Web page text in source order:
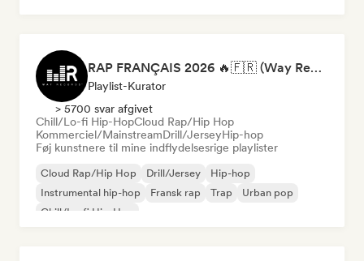
RAP FRANÇAIS 2026 🔥🇫🇷 (Way Records)
Playlist-Kurator
> 5700 svar afgivet
Chill/Lo-fi Hip-HopCloud Rap/Hip Hop
Kommerciel/MainstreamDrill/JerseyHip-hop
Føj kunstnere til mine indflydelsesrige playlister
Cloud Rap/Hip Hop Drill/Jersey
Hip-hop
Instrumental hip-hop
Fransk rap Trap
Urban pop
Chill/Lo-fi Hip-Hop